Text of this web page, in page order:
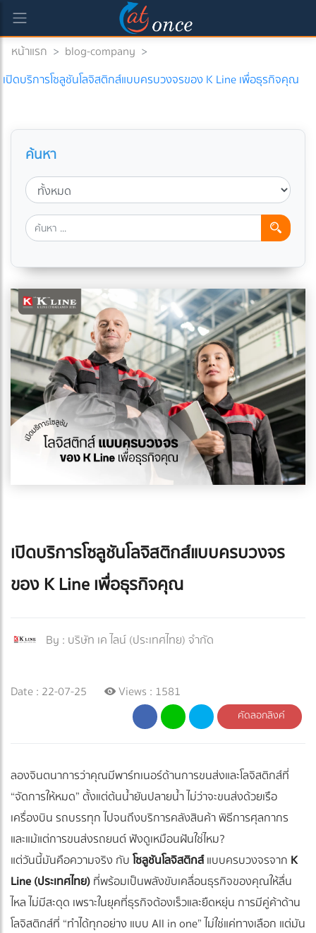
หน้าแรก > blog-company >
เปิดบริการโซลูชันโลจิสติกส์แบบครบวงจรของ K Line เพื่อธุรกิจคุณ
ค้นหา
เปิดบริการโซลูชันโลจิสติกส์แบบครบวงจร
ของ K Line เพื่อธุรกิจคุณ
By : บริษัท เค ไลน์ (ประเทศไทย) จำกัด
Date : 22-07-25 Views : 1581
คัดลอกลิงค์
ลองจินตนาการว่าคุณมีพาร์ทเนอร์ด้านการขนส่งและโลจิสติกส์ที่
“จัดการให้หมด” ตั้งแต่ต้นน้ำยันปลายน้ำ ไม่ว่าจะขนส่งด้วยเรือ
เครื่องบิน รถบรรทุก ไปจนถึงบริการคลังสินค้า พิธีการศุลกากร
และแม้แต่การขนส่งรถยนต์ ฟังดูเหมือนฝันใช่ไหม?
แต่วันนี้มันคือความจริง กับโซลูชันโลจิสติกส์แบบครบวงจรจาก K
Line (ประเทศไทย)ที่พร้อมเป็นพลังขับเคลื่อนธุรกิจของคุณให้ลื่น
ไหล ไม่มีสะดุด เพราะในยุคที่ธุรกิจต้องเร็วและยืดหยุ่น การมีคู่ค้าด้าน
โลจิสติกส์ที่ “ทำได้ทุกอย่าง แบบ All in one” ไม่ใช่แค่ทางเลือก แต่มัน